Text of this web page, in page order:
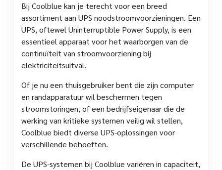
Bij Coolblue kan je terecht voor een breed
assortiment aan UPS noodstroomvoorzieningen. Een
UPS, oftewel Uninterruptible Power Supply, is een
essentieel apparaat voor het waarborgen van de
continuïteit van stroomvoorziening bij
elektriciteitsuitval.
Of je nu een thuisgebruiker bent die zijn computer
en randapparatuur wil beschermen tegen
stroomstoringen, of een bedrijfseigenaar die de
werking van kritieke systemen veilig wil stellen,
Coolblue biedt diverse UPS-oplossingen voor
verschillende behoeften.
De UPS-systemen bij Coolblue variëren in capaciteit,